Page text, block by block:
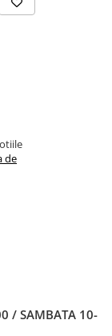
de
/ SAMBATA 10-